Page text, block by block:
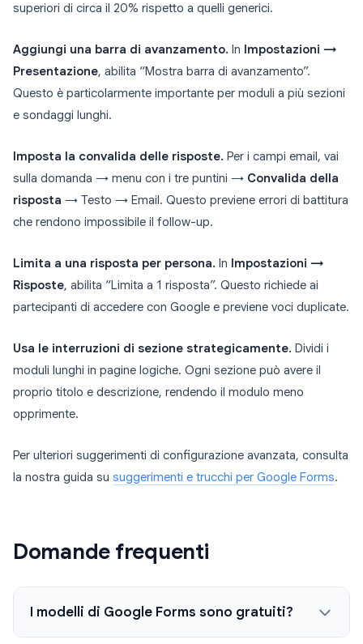
superiori di circa il 20% rispetto a quelli generici.
Aggiungi una barra di avanzamento. In Impostazioni →
Presentazione, abilita “Mostra barra di avanzamento”.
Questo è particolarmente importante per moduli a più sezioni
e sondaggi lunghi.
Imposta la convalida delle risposte. Per i campi email, vai
sulla domanda → menu con i tre puntini → Convalida della
risposta → Testo → Email. Questo previene errori di battitura
che rendono impossibile il follow-up.
Limita a una risposta per persona. In Impostazioni →
Risposte, abilita “Limita a 1 risposta”. Questo richiede ai
partecipanti di accedere con Google e previene voci duplicate.
Usa le interruzioni di sezione strategicamente. Dividi i
moduli lunghi in pagine logiche. Ogni sezione può avere il
proprio titolo e descrizione, rendendo il modulo meno
opprimente.
Per ulteriori suggerimenti di configurazione avanzata, consulta
la nostra guida su suggerimenti e trucchi per Google Forms.
Domande frequenti
I modelli di Google Forms sono gratuiti?